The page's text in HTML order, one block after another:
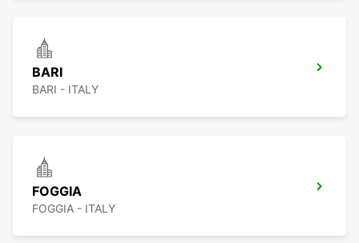
BARI
BARI - ITALY
FOGGIA
FOGGIA - ITALY